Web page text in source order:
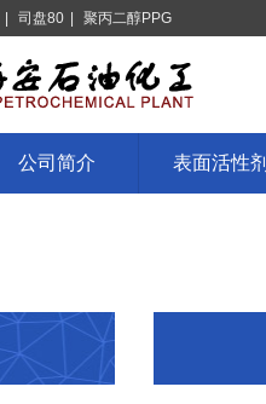
司盘80 聚丙二醇PPG
公司简介 表面活性剂